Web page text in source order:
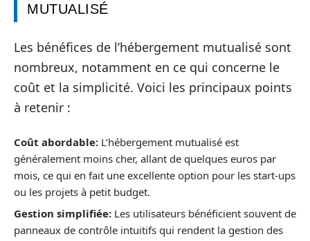
MUTUALISÉ
Les bénéfices de l’hébergement mutualisé sont
nombreux, notamment en ce qui concerne le
coût et la simplicité. Voici les principaux points
à retenir :
Coût abordable: L’hébergement mutualisé est
généralement moins cher, allant de quelques euros par
mois, ce qui en fait une excellente option pour les start-ups
ou les projets à petit budget.
Gestion simplifiée: Les utilisateurs bénéficient souvent de
panneaux de contrôle intuitifs qui rendent la gestion des